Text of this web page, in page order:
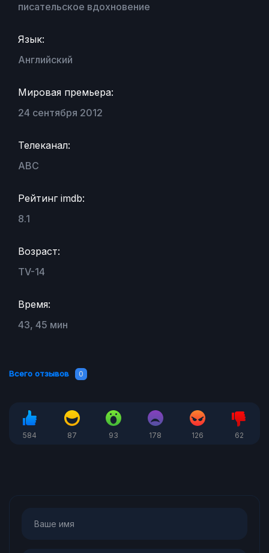
писательское вдохновение
Язык:
Английский
Мировая премьера:
24 сентября 2012
Телеканал:
ABC
Рейтинг imdb:
8.1
Возраст:
TV-14
Время:
43, 45 мин
Всего отзывов 0
584 87 93 178 126 62